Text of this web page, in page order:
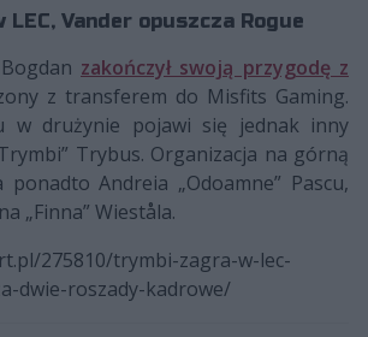
Vander opuszcza Rogue
zakończył swoją przygodę z
z transferem do Misfits Gaming.
w drużynie pojawi się jednak inny
Trybus. Organizacja na górną
ponadto Andreia „Odoamne” Pascu,
„Finna” Wieståla.
275810/trymbi-zagra-w-lec-
dwie-roszady-kadrowe/